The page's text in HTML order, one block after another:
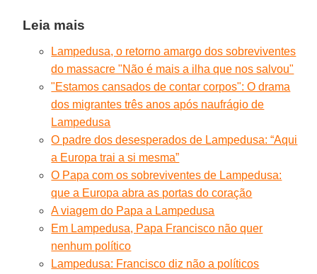
Leia mais
Lampedusa, o retorno amargo dos sobreviventes
do massacre "Não é mais a ilha que nos salvou"
"Estamos cansados de contar corpos": O drama
dos migrantes três anos após naufrágio de
Lampedusa
O padre dos desesperados de Lampedusa: “Aqui
a Europa trai a si mesma”
O Papa com os sobreviventes de Lampedusa:
que a Europa abra as portas do coração
A viagem do Papa a Lampedusa
Em Lampedusa, Papa Francisco não quer
nenhum político
Lampedusa: Francisco diz não a políticos